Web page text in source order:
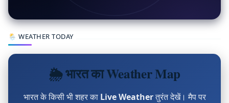
🌦 WEATHER TODAY
🌦 भारत का Weather Map
भारत के किसी भी शहर का Live Weatherतुरंत देखें। मैप पर